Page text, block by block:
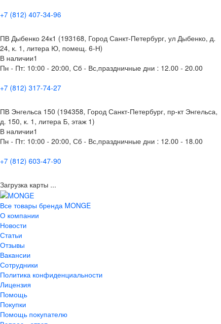
+7 (812) 407-34-96
ПВ Дыбенко 24к1 (193168, Город Санкт-Петербург, ул Дыбенко, д.
24, к. 1, литера Ю, помещ. 6-Н)
В наличии1
Пн - Пт: 10:00 - 20:00, Сб - Вс,праздничные дни : 12.00 - 20.00
+7 (812) 317-74-27
ПВ Энгельса 150 (194358, Город Санкт-Петербург, пр-кт Энгельса,
д. 150, к. 1, литера Б, этаж 1)
В наличии1
Пн - Пт: 10:00 - 20:00, Сб - Вс,праздничные дни : 12.00 - 18.00
+7 (812) 603-47-90
Загрузка карты ...
Все товары бренда MONGE
О компании
Новости
Статьи
Отзывы
Вакансии
Сотрудники
Политика конфиденциальности
Лицензия
Помощь
Покупки
Помощь покупателю